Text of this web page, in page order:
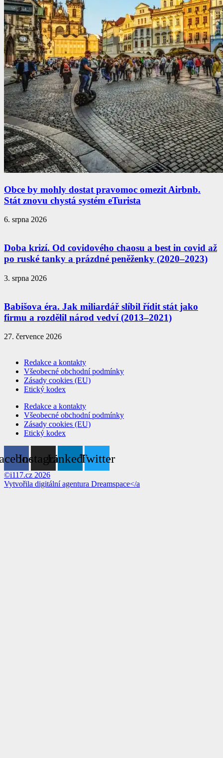
Obce by mohly dostat pravomoc omezit Airbnb.
Stát znovu chystá systém eTurista
6. srpna 2026
Doba krizí. Od covidového chaosu a best in covid až
po ruské tanky a prázdné peněženky (2020–2023)
3. srpna 2026
Babišova éra. Jak miliardář slíbil řídit stát jako
firmu a rozdělil národ vedví (2013–2021)
27. července 2026
Redakce a kontakty
Všeobecné obchodní podmínky
Zásady cookies (EU)
Etický kodex
Redakce a kontakty
Všeobecné obchodní podmínky
Zásady cookies (EU)
Etický kodex
InstagramLinkedinTwitter
©i117.cz 2026
Vytvořila digitální agentura Dreamspace</a